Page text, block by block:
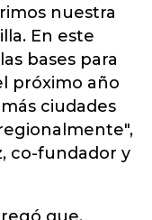
nuestra
En este
bases para
próximo año
ciudades
co-fundador y